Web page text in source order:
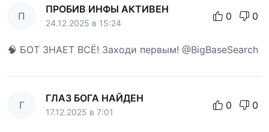
П
ПРОБИВ ИНФЫ АКТИВЕН
24.12.2025 в 15:24
0 0
🧠 БОТ ЗНАЕТ ВСЁ! Заходи первым! @BigBaseSearch
Г
ГЛАЗ БОГА НАЙДЕН
17.12.2025 в 7:01
0 0